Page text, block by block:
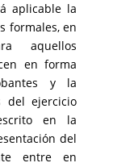
aplicable la
formales, en
aquellos
en forma
y la
del ejercicio
en la
del
entre en